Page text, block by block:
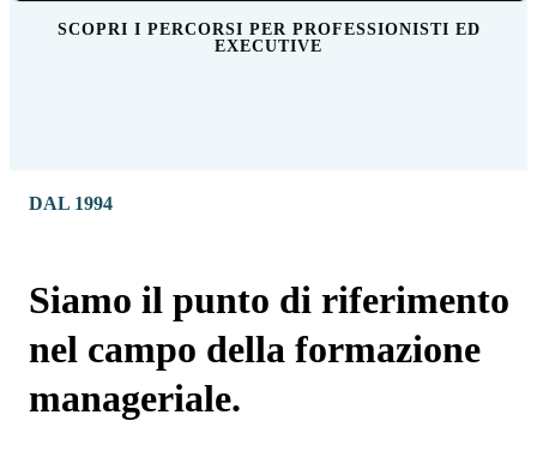
SCOPRI I PERCORSI PER PROFESSIONISTI ED
EXECUTIVE
DAL 1994
Siamo il punto di riferimento
nel campo della formazione
manageriale.